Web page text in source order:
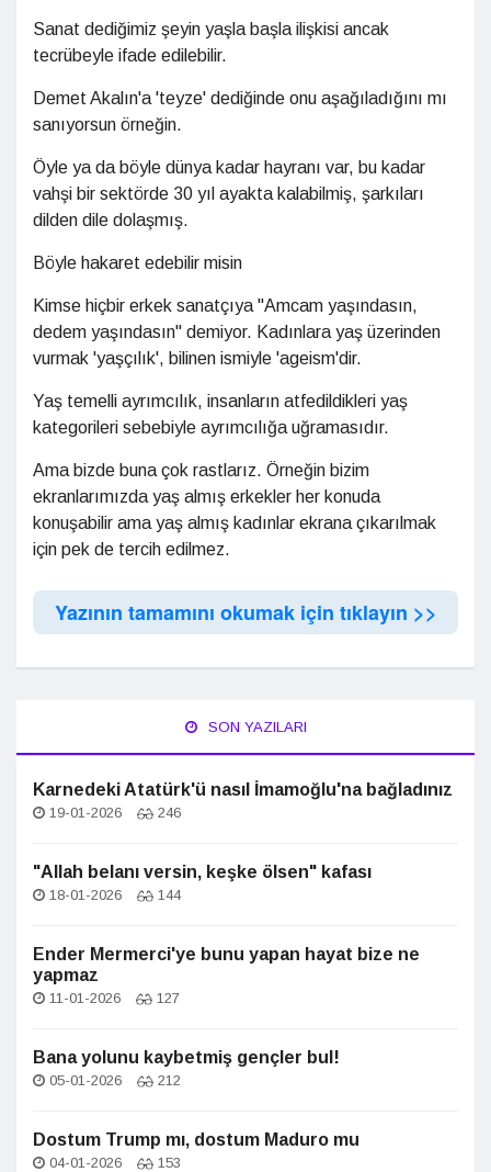
Sanat dediğimiz şeyin yaşla başla ilişkisi ancak
tecrübeyle ifade edilebilir.
Demet Akalın'a 'teyze' dediğinde onu aşağıladığını mı
sanıyorsun örneğin.
Öyle ya da böyle dünya kadar hayranı var, bu kadar
vahşi bir sektörde 30 yıl ayakta kalabilmiş, şarkıları
dilden dile dolaşmış.
Böyle hakaret edebilir misin
Kimse hiçbir erkek sanatçıya "Amcam yaşındasın,
dedem yaşındasın" demiyor. Kadınlara yaş üzerinden
vurmak 'yaşçılık', bilinen ismiyle 'ageism'dir.
Yaş temelli ayrımcılık, insanların atfedildikleri yaş
kategorileri sebebiyle ayrımcılığa uğramasıdır.
Ama bizde buna çok rastlarız. Örneğin bizim
ekranlarımızda yaş almış erkekler her konuda
konuşabilir ama yaş almış kadınlar ekrana çıkarılmak
için pek de tercih edilmez.
Yazının tamamını okumak için tıklayın >>
SON YAZILARI
Karnedeki Atatürk'ü nasıl İmamoğlu'na bağladınız
19-01-2026 246
"Allah belanı versin, keşke ölsen" kafası
18-01-2026 144
Ender Mermerci'ye bunu yapan hayat bize ne
yapmaz
11-01-2026 127
Bana yolunu kaybetmiş gençler bul!
05-01-2026 212
Dostum Trump mı, dostum Maduro mu
04-01-2026 153